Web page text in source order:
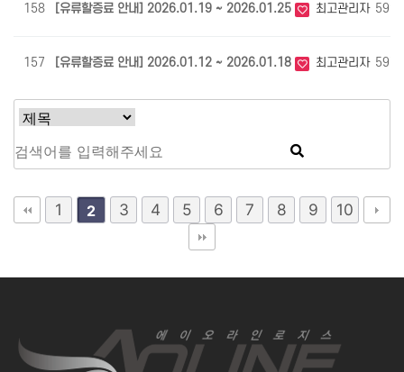
158 [유류할증료 안내] 2026.01.19 ~ 2026.01.25 최고관리자 592
157 [유류할증료 안내] 2026.01.12 ~ 2026.01.18 최고관리자 597
1 2 3 4 5 6 7 8 9 10